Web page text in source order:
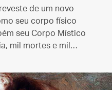
de um novo
seu corpo físico
seu Corpo Místico
mil mortes e mil